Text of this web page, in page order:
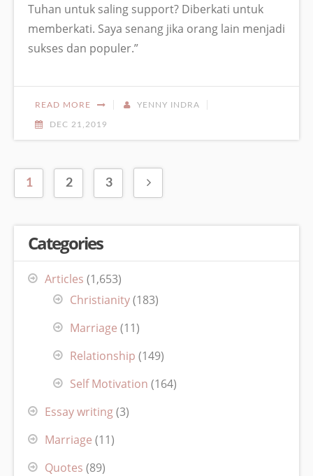
Tuhan untuk saling support? Diberkati untuk
memberkati. Saya senang jika orang lain menjadi
sukses dan populer.”
READ MORE YENNY INDRA
DEC 21,2019
1 2 3
Categories
Articles (1,653)
Christianity(183)
Marriage (11)
Relationship (149)
Self Motivation (164)
Essay writing(3)
Marriage (11)
Quotes (89)